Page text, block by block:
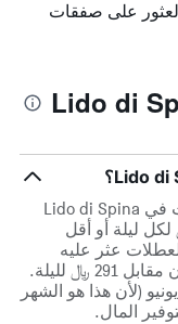
على صفقات
في المتوسط ، تبلغ تكلفة إيجارات العطلات في Lido di Spina
ليلة ، ولكن يعتبر سعر 621 ﷼ لكل ليلة أو أقل
عثر عليه
المستخدمون مؤخراً في Lido di Spina كان مقابل 291 ﷼ لليلة.
(لأن هذا هو الشهر
المال.